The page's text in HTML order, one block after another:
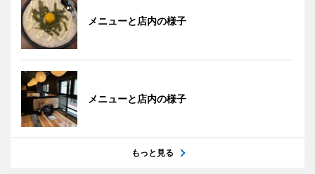
メニューと店内の様子
メニューと店内の様子
もっと見る